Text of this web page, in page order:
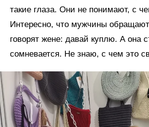
такие глаза. Они не понимают, с
Интересно, что мужчины
говорят жене: давай куплю. А она
сомневается. Не знаю, с чем это